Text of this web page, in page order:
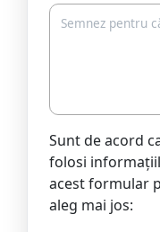
Sunt de acord
folosi
acest formular
aleg mai jos: